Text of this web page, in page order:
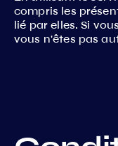
compris les
lié par elles. Si
vous n'êtes pas